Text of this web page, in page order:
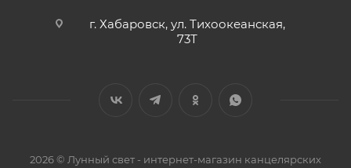
г. Хабаровск, ул. Тихоокеанская,
73Т
2026 © Лунный свет - интернет-магазин канцелярских